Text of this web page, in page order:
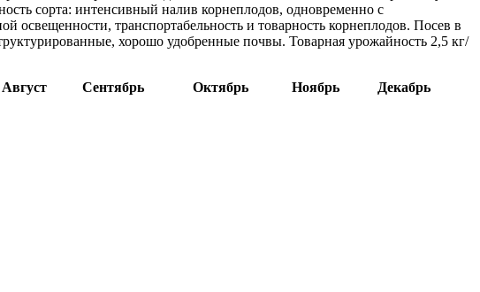
сорта: интенсивный налив корнеплодов, одновременно с
транспортабельность и товарность корнеплодов. Посев в
хорошо удобренные почвы. Товарная урожайность 2,5 кг/
Август Сентябрь Октябрь Ноябрь
Декабрь